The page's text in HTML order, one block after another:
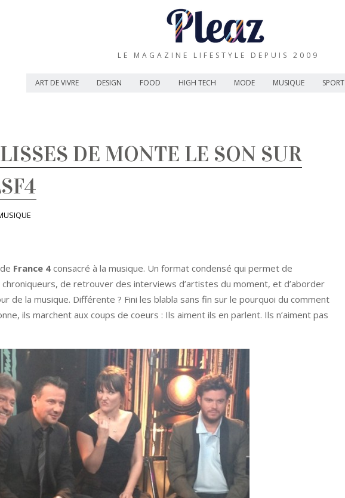
LE MAGAZINE LIFESTYLE DEPUIS 2009
ART DE VIVRE DESIGN FOOD HIGH TECH MODE MUSIQUE SPORT
DE MONTE LE SON SUR
France 4 consacré à la musique. Un format condensé qui permet de
de retrouver des interviews d’artistes du moment, et d’aborder
de la musique. Différente ? Fini les blabla sans fin sur le pourquoi du comment
ils marchent aux coups de coeurs : Ils aiment ils en parlent. Ils n’aiment pas